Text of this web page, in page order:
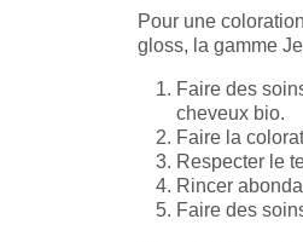
Pour une
gloss, la gamme
Faire des
cheveux bio.
Faire la
Respecter le
Rincer
Faire des